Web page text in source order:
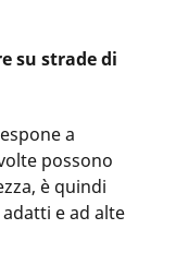
su strade di
a
possono
è quindi
e ad alte